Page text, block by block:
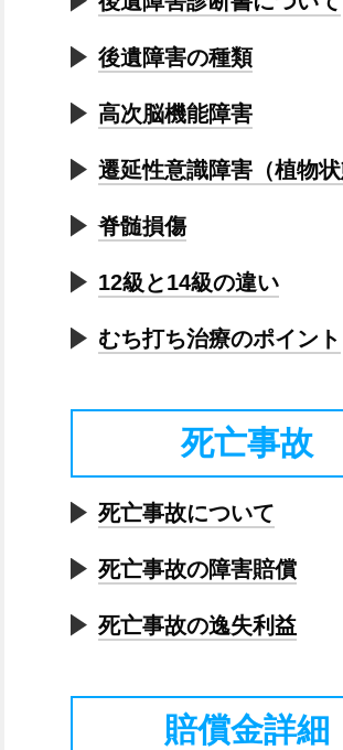
後遺障害の種類
高次脳機能障害
遷延性意識障害（植物状
脊髄損傷
12級と14級の違い
むち打ち治療のポイント
死亡事故
死亡事故について
死亡事故の障害賠償
死亡事故の逸失利益
賠償金詳細